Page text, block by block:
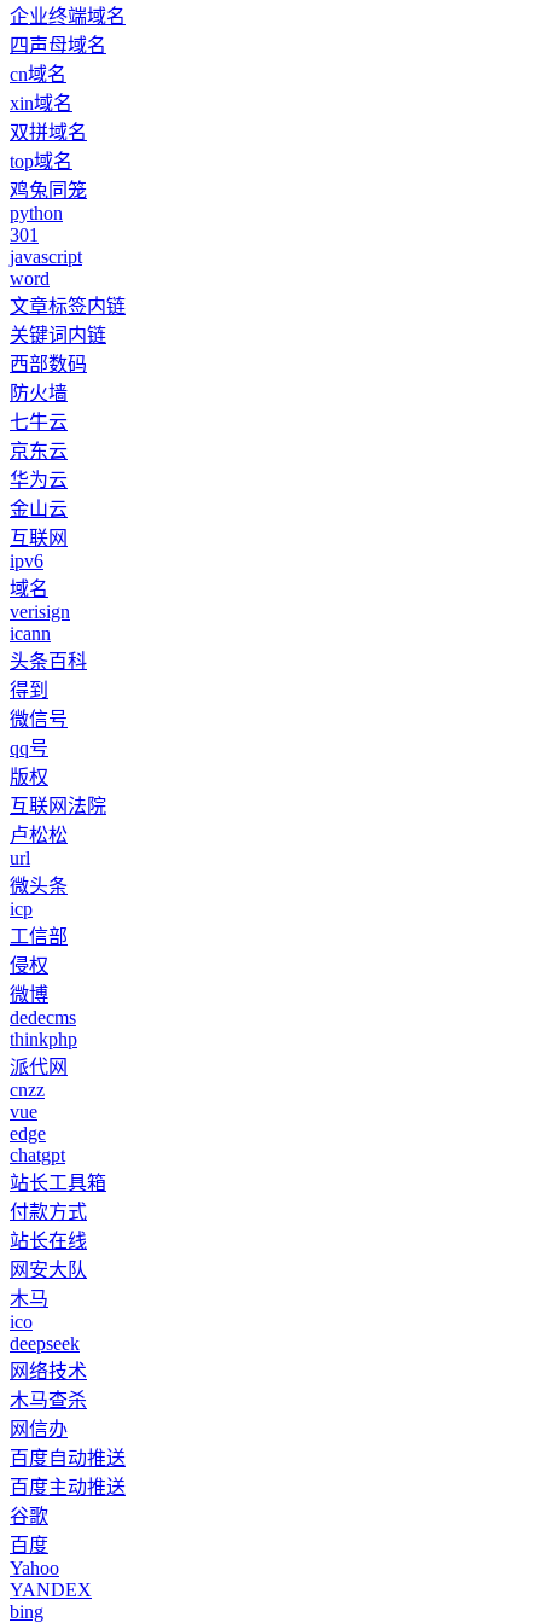
企业终端域名
四声母域名
cn域名
xin域名
双拼域名
top域名
鸡兔同笼
python
301
javascript
word
文章标签内链
关键词内链
西部数码
防火墙
七牛云
京东云
华为云
金山云
互联网
ipv6
域名
verisign
icann
头条百科
得到
微信号
qq号
版权
互联网法院
卢松松
url
微头条
icp
工信部
侵权
微博
dedecms
thinkphp
派代网
cnzz
vue
edge
chatgpt
站长工具箱
付款方式
站长在线
网安大队
木马
ico
deepseek
网络技术
木马查杀
网信办
百度自动推送
百度主动推送
谷歌
百度
Yahoo
YANDEX
bing